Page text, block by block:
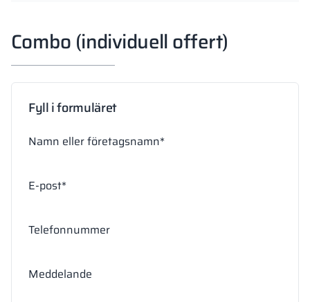
Combo (individuell offert)
Fyll i formuläret
Namn eller företagsnamn*
E-post*
Telefonnummer
Meddelande